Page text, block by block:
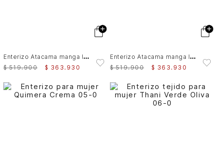
E
nterizo Atacama manga larga con efecto satinado para mujer
$ 519.900 $ 363 . 930
E
nterizo Atacama manga larga con efecto satinado para mujer
$ 519.900 $ 363 . 930